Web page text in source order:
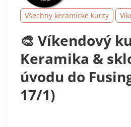
Všechny keramické kurzy
🎨 Víkendový
Keramika &
úvodu do
17/1)